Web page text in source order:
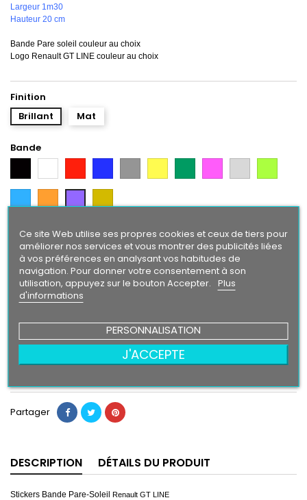
Largeur 1m30
Hauteur 20 cm
Bande Pare soleil couleur au choix
Logo Renault GT LINE couleur au choix
Finition
Brillant
Mat
Bande
ArgentCitron
Intense
Orange
Texte/ Logo
Noir
Blanc RougeBleu Gris JauneVert Rose Gris
Argent
Vert
Bleu
Intense
OrangeVioletGold
24,90 €
Quantité  Ajouter au panier
Partager
DESCRIPTION DÉTAILS DU PRODUIT
Stickers Bande Pare-Soleil Renault GT LINE
Ce site Web utilise ses propres cookies et ceux de tiers pour
améliorer nos services et vous montrer des publicités liées
à vos préférences en analysant vos habitudes de
navigation. Pour donner votre consentement à son
utilisation, appuyez sur le bouton Accepter. Plus
d'informations
PERSONNALISATION
J'ACCEPTE